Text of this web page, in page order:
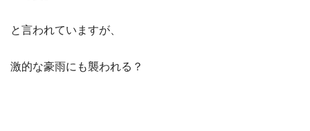
と言われていますが、
激的な豪雨にも襲われる？